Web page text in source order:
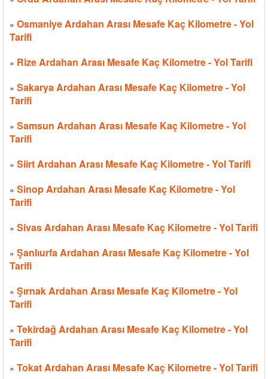
» Osmaniye Ardahan Arası Mesafe Kaç Kilometre - Yol
Tarifi
» Rize Ardahan Arası Mesafe Kaç Kilometre - Yol Tarifi
» Sakarya Ardahan Arası Mesafe Kaç Kilometre - Yol
Tarifi
» Samsun Ardahan Arası Mesafe Kaç Kilometre - Yol
Tarifi
» Siirt Ardahan Arası Mesafe Kaç Kilometre - Yol Tarifi
» Sinop Ardahan Arası Mesafe Kaç Kilometre - Yol
Tarifi
» Sivas Ardahan Arası Mesafe Kaç Kilometre - Yol Tarifi
» Şanlıurfa Ardahan Arası Mesafe Kaç Kilometre - Yol
Tarifi
» Şırnak Ardahan Arası Mesafe Kaç Kilometre - Yol
Tarifi
» Tekirdağ Ardahan Arası Mesafe Kaç Kilometre - Yol
Tarifi
» Tokat Ardahan Arası Mesafe Kaç Kilometre - Yol Tarifi